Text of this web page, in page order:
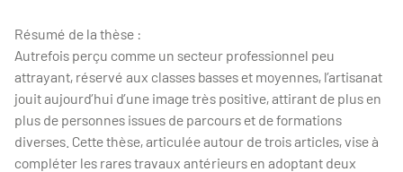
Résumé de la thèse :
Autrefois perçu comme un secteur professionnel peu
attrayant, réservé aux classes basses et moyennes, l’artisanat
jouit aujourd’hui d’une image très positive, attirant de plus en
plus de personnes issues de parcours et de formations
diverses. Cette thèse, articulée autour de trois articles, vise à
compléter les rares travaux antérieurs en adoptant deux